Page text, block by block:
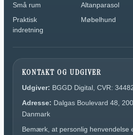
Små rum
Praktisk
indretning
Altanparasol
Møbelhund
KONTAKT OG UDGIVER
Udgiver: BGGD Digital, CVR:
Adresse: Dalgas Boulevard 48,
Danmark
Bemærk, at personlig henvendelse